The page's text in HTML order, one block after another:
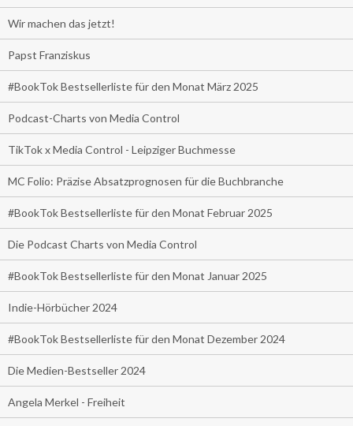
Wir machen das jetzt!
Papst Franziskus
#BookTok Bestsellerliste für den Monat März 2025
Podcast-Charts von Media Control
TikTok x Media Control - Leipziger Buchmesse
MC Folio: Präzise Absatzprognosen für die Buchbranche
#BookTok Bestsellerliste für den Monat Februar 2025
Die Podcast Charts von Media Control
#BookTok Bestsellerliste für den Monat Januar 2025
Indie-Hörbücher 2024
#BookTok Bestsellerliste für den Monat Dezember 2024
Die Medien-Bestseller 2024
Angela Merkel - Freiheit